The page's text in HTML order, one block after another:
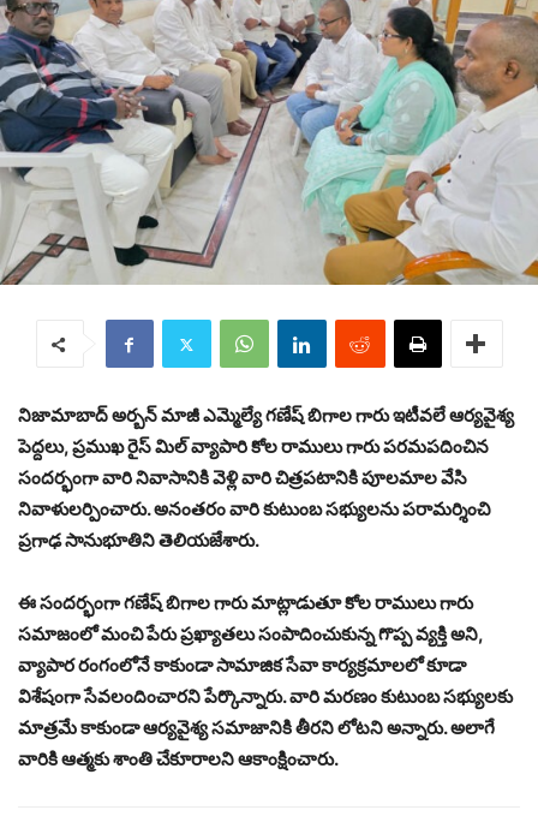
నిజామాబాద్ అర్బన్ మాజీ ఎమ్మెల్యే గణేష్ బిగాల గారు ఇటీవలే ఆర్యవైశ్య
పెద్దలు, ప్రముఖ రైస్ మిల్ వ్యాపారి కోల రాములు గారు పరమపదించిన
సందర్భంగా వారి నివాసానికి వెళ్లి వారి చిత్రపటానికి పూలమాల వేసి
నివాళులర్పించారు. అనంతరం వారి కుటుంబ సభ్యులను పరామర్శించి
ప్రగాఢ సానుభూతిని తెలియజేశారు.
ఈ సందర్భంగా గణేష్ బిగాల గారు మాట్లాడుతూ కోల రాములు గారు
సమాజంలో మంచి పేరు ప్రఖ్యాతలు సంపాదించుకున్న గొప్ప వ్యక్తి అని,
వ్యాపార రంగంలోనే కాకుండా సామాజిక సేవా కార్యక్రమాలలో కూడా
విశేషంగా సేవలందించారని పేర్కొన్నారు. వారి మరణం కుటుంబ సభ్యులకు
మాత్రమే కాకుండా ఆర్యవైశ్య సమాజానికి తీరని లోటని అన్నారు. అలాగే
వారికి ఆత్మకు శాంతి చేకూరాలని ఆకాంక్షించారు.